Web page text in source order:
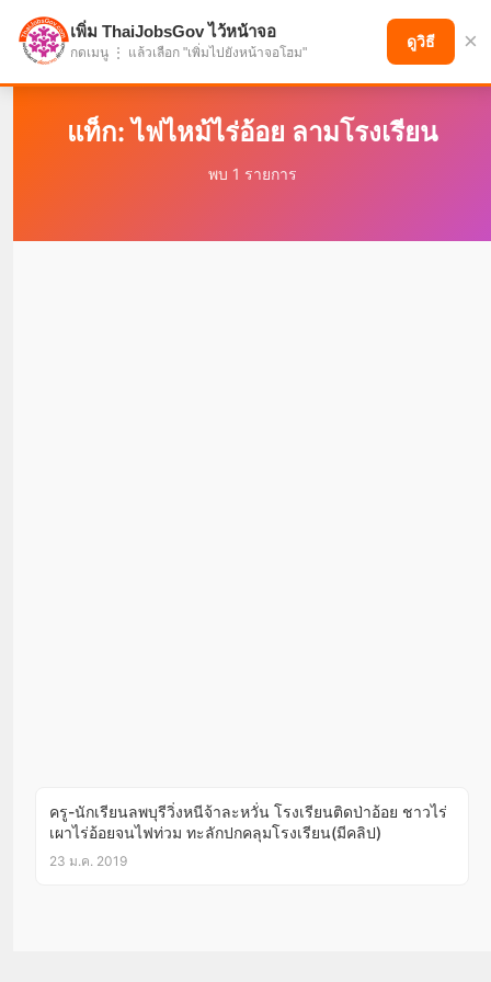
แบ่งปันโอกาส เพื่ออนาคตที่ก้าวหน้า
แท็ก: ไฟไหม้ไร่อ้อย ลามโรงเรียน
พบ 1 รายการ
ครู-นักเรียนลพบุรีวิ่งหนีจ้าละหวั่น โรงเรียนติดป่าอ้อย ชาวไร่
เผาไร่อ้อยจนไฟท่วม ทะลักปกคลุมโรงเรียน(มีคลิป)
23 ม.ค. 2019
เพิ่ม ThaiJobsGov ไว้หน้าจอ
กดเมนู ⋮ แล้วเลือก "เพิ่มไปยังหน้าจอโฮม"
ดูวิธี ×